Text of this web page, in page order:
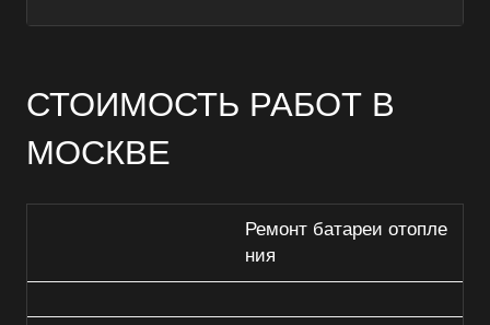
СТОИМОСТЬ РАБОТ В
МОСКВЕ
Ремонт батареи отопле
ния